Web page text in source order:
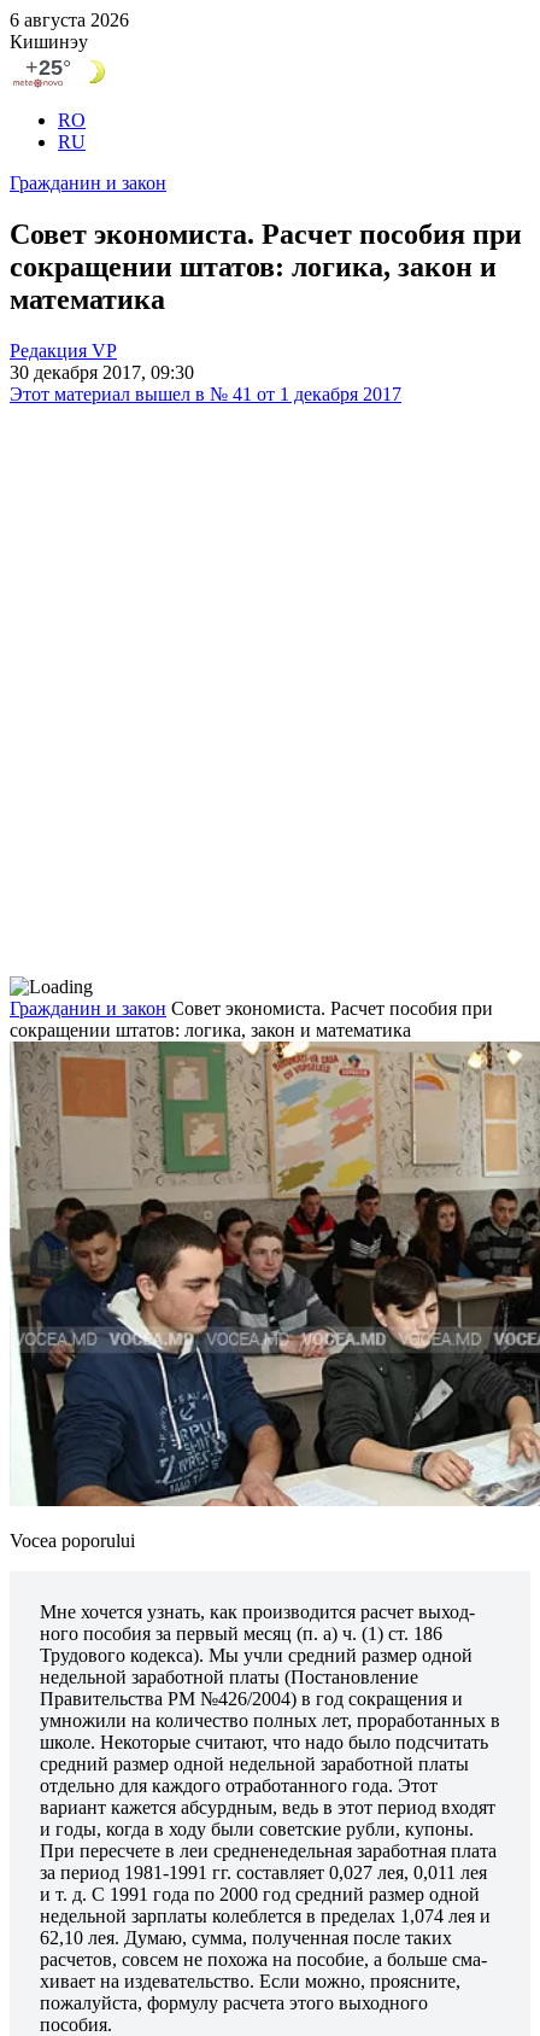
6 августа 2026
Кишинэу
RO
RU
Гражданин и закон
Совет экономиста. Расчет пособия при
сокращении штатов: логика, закон и
математика
Редакция VP
30 декабря 2017, 09:30
Этот материал вышел в № 41 от 1 декабря 2017
Гражданин и закон Совет экономиста. Расчет пособия при
сокращении штатов: логика, закон и математика
Vocea poporului
Мне хочется узнать, как производится расчет выход­
ного пособия за первый месяц (п. a) ч. (1) ст. 186
Трудово­го кодекса). Мы учли средний размер одной
недельной за­работной платы (Постановление
Правительства РМ №426/2004) в год сокращения и
умножили на количество полных лет, проработанных в
школе. Некоторые счита­ют, что надо было подсчитать
средний размер одной не­дельной заработной платы
отдельно для каждого отра­ботанного года. Этот
вариант кажется абсурдным, ведь в этот период входят
и годы, когда в ходу были советс­кие рубли, купоны.
При пересчете в леи средненедельная заработная плата
за период 1981-1991 гг. составляет 0,027 лея, 0,011 лея
и т. д. С 1991 года по 2000 год средний размер одной
недельной зарплаты колеблется в пределах 1,074 лея и
62,10 лея. Думаю, сумма, полученная после та­ких
расчетов, совсем не похожа на пособие, а больше сма­
хивает на издевательство. Если можно, проясните,
пожа­луйста, формулу расчета этого выходного
пособия.